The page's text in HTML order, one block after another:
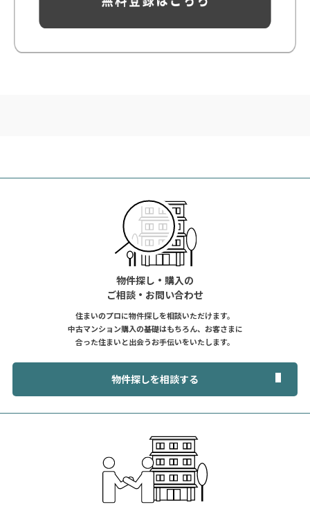
物件探し・購入の
ご相談・お問い合わせ
住まいのプロに物件探しを相談いただけます。
中古マンション購入の基礎はもちろん、お客さまに
合った住まいと出会うお手伝いをいたします。
物件探しを相談する